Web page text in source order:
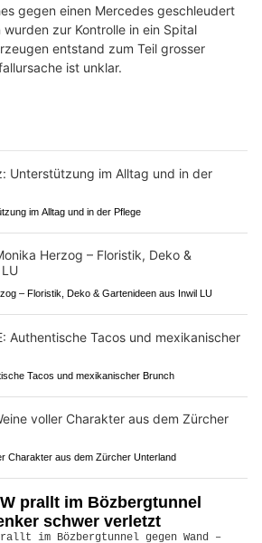
gegen einen Mercedes geschleudert
zur Kontrolle in ein Spital
entstand zum Teil grosser
ist unklar.
im Alltag und in der Pflege
– Floristik, Deko & Gartenideen aus Inwil LU
Tacos und mexikanischer Brunch
Charakter aus dem Zürcher Unterland
prallt im Bözbergtunnel
schwer verletzt